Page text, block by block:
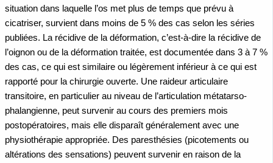
situation dans laquelle l’os met plus de temps que prévu à
cicatriser, survient dans moins de 5 % des cas selon les séries
publiées. La récidive de la déformation, c’est-à-dire la récidive de
l’oignon ou de la déformation traitée, est documentée dans 3 à 7 %
des cas, ce qui est similaire ou légèrement inférieur à ce qui est
rapporté pour la chirurgie ouverte. Une raideur articulaire
transitoire, en particulier au niveau de l’articulation métatarso-
phalangienne, peut survenir au cours des premiers mois
postopératoires, mais elle disparaît généralement avec une
physiothérapie appropriée. Des paresthésies (picotements ou
altérations des sensations) peuvent survenir en raison de la